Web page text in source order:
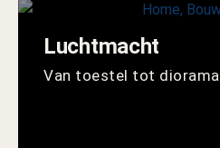
Luchtmacht
Van toestel tot diorama